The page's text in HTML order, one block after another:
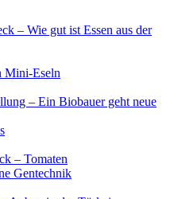
– Wie gut ist Essen aus der
Mini-Eseln
– Ein Biobauer geht neue
– Tomaten
Gentechnik